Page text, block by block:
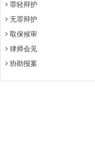
罪轻辩护
无罪辩护
取保候审
律师会见
协助报案